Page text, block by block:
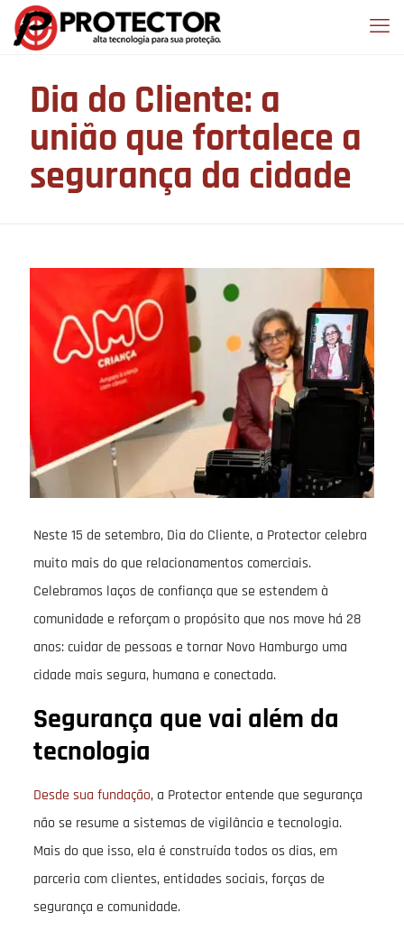
Dia do Cliente: a
união que fortalece a
segurança da cidade
Neste 15 de setembro, Dia do Cliente, a Protector celebra
muito mais do que relacionamentos comerciais.
Celebramos laços de confiança que se estendem à
comunidade e reforçam o propósito que nos move há 28
anos: cuidar de pessoas e tornar Novo Hamburgo uma
cidade mais segura, humana e conectada.
Segurança que vai além da
tecnologia
Desde sua fundação, a Protector entende que segurança
não se resume a sistemas de vigilância e tecnologia.
Mais do que isso, ela é construída todos os dias, em
parceria com clientes, entidades sociais, forças de
segurança e comunidade.